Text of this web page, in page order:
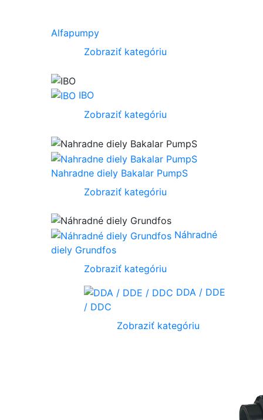
Alfapumpy
Zobraziť kategóriu
IBO
Zobraziť kategóriu
Nahradne diely Bakalar PumpS
Zobraziť kategóriu
Náhradné
diely Grundfos
Zobraziť kategóriu
DDA / DDE
/ DDC
Zobraziť kategóriu